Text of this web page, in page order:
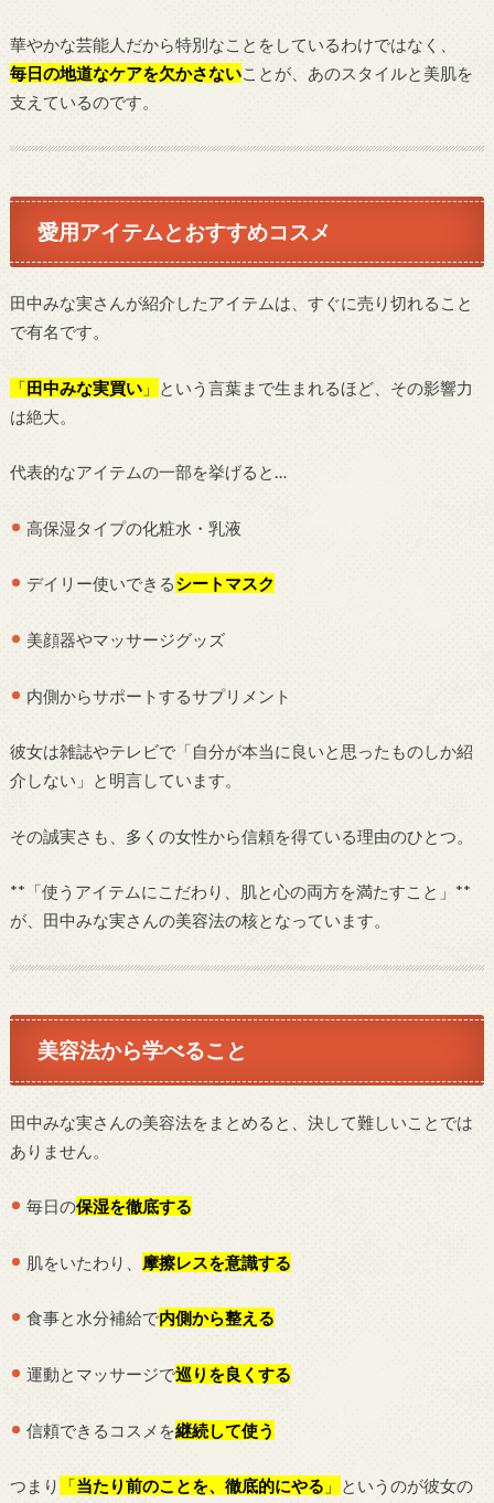
華やかな芸能人だから特別なことをしているわけではなく、
毎日の地道なケアを欠かさないことが、あのスタイルと美肌を
支えているのです。
愛用アイテムとおすすめコスメ
田中みな実さんが紹介したアイテムは、すぐに売り切れること
で有名です。
「田中みな実買い」
という言葉まで生まれるほど、その影響力
は絶大。
代表的なアイテムの一部を挙げると…
高保湿タイプの化粧水・乳液
デイリー使いできるシートマスク
美顔器やマッサージグッズ
内側からサポートするサプリメント
彼女は雑誌やテレビで「自分が本当に良いと思ったものしか紹
介しない」と明言しています。
その誠実さも、多くの女性から信頼を得ている理由のひとつ。
**「使うアイテムにこだわり、肌と心の両方を満たすこと」**
が、田中みな実さんの美容法の核となっています。
美容法から学べること
田中みな実さんの美容法をまとめると、決して難しいことでは
ありません。
毎日の保湿を徹底する
肌をいたわり、 摩擦レスを意識する
食事と水分補給で内側から整える
運動とマッサージで巡りを良くする
信頼できるコスメを継続して使う
つまり 「当たり前のことを、徹底的にやる 」
というのが彼女の